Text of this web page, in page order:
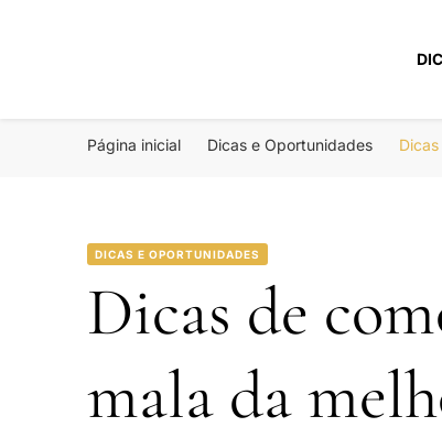
Portal Boa
Página inicial Dicas e Oportunidades
DICAS E OPORTUNIDADES
Dicas de
mala da